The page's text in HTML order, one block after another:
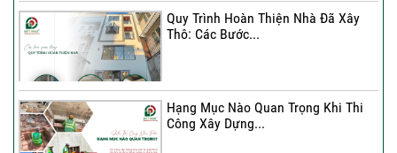
Quy Trình Hoàn Thiện Nhà Đã Xây
Thô: Các Bước...
Hạng Mục Nào Quan Trọng Khi Thi
Công Xây Dựng...